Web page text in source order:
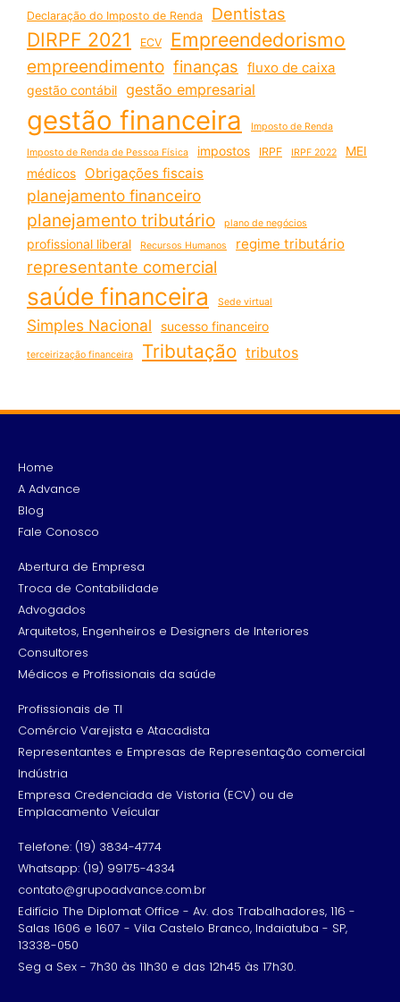
Declaração do Imposto de Renda Dentistas
DIRPF 2021 ECV Empreendedorismo
empreendimento finanças fluxo de caixa
gestão contábil gestão empresarial
gestão financeira Imposto de Renda
Imposto de Renda de Pessoa Física impostos IRPF IRPF 2022
MEI
médicos
Obrigações fiscais
planejamento financeiro
planejamento tributário plano de negócios
profissional liberal Recursos Humanos regime tributário
representante comercial
saúde financeira Sede virtual
Simples Nacional sucesso financeiro
terceirização financeira Tributação tributos
Home
A Advance
Blog
Fale Conosco
Abertura de Empresa
Troca de Contabilidade
Advogados
Arquitetos, Engenheiros e Designers de Interiores
Consultores
Médicos e Profissionais da saúde
Profissionais de TI
Comércio Varejista e Atacadista
Representantes e Empresas de Representação comercial
Indústria
Empresa Credenciada de Vistoria (ECV) ou de
Emplacamento Veícular
Telefone: (19) 3834-4774
Whatsapp: (19) 99175-4334
contato@grupoadvance.com.br
Edifício The Diplomat Office - Av. dos Trabalhadores, 116 -
Salas 1606 e 1607 - Vila Castelo Branco, Indaiatuba - SP,
13338-050
Seg a Sex - 7h30 às 11h30 e das 12h45 às 17h30.